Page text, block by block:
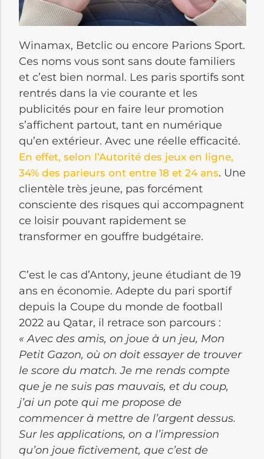
Winamax, Betclic ou encore Parions Sport.
Ces noms vous sont sans doute familiers
et c’est bien normal. Les paris sportifs sont
rentrés dans la vie courante et les
publicités pour en faire leur promotion
s’affichent partout, tant en numérique
qu’en extérieur. Avec une réelle efficacité.
En effet, selon l’Autorité des jeux en ligne,
34% des parieurs ont entre 18 et 24 ans. Une
clientèle très jeune, pas forcément
consciente des risques qui accompagnent
ce loisir pouvant rapidement se
transformer en gouffre budgétaire.
C’est le cas d’Antony, jeune étudiant de 19
ans en économie. Adepte du pari sportif
depuis la Coupe du monde de football
2022 au Qatar, il retrace son parcours :
« Avec des amis, on joue à un jeu, Mon
Petit Gazon, où on doit essayer de trouver
le score du match. Je me rends compte
que je ne suis pas mauvais, et du coup,
j’ai un pote qui me propose de
commencer à mettre de l’argent dessus.
Sur les applications, on a l’impression
qu’on joue fictivement, que c’est de